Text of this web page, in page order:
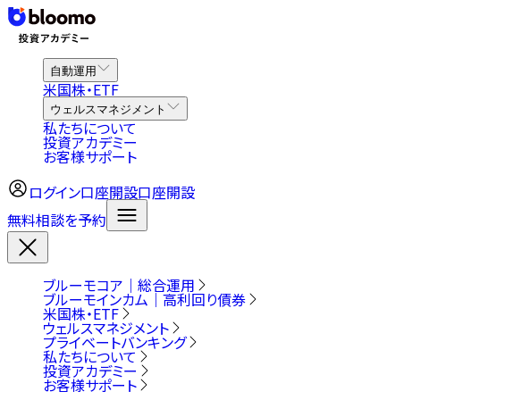
自動運用
米国株・ETF
ウェルスマネジメント
私たちについて
投資アカデミー
お客様サポート
ログイン口座開設口座開設
無料相談を予約
ブルーモコア｜総合運用
ブルーモインカム｜高利回り債券
米国株・ETF
ウェルスマネジメント
プライベートバンキング
私たちについて
投資アカデミー
お客様サポート